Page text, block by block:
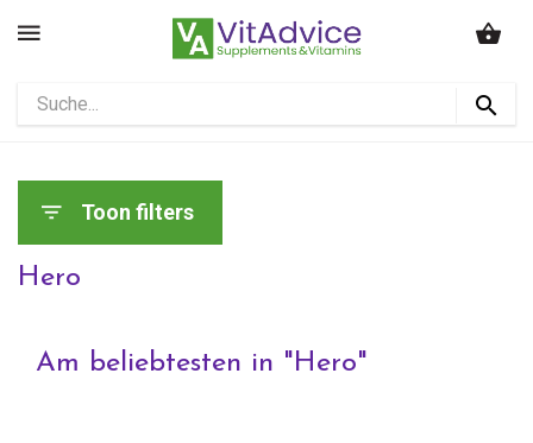
Toon filters
Hero
Am beliebtesten in "Hero"